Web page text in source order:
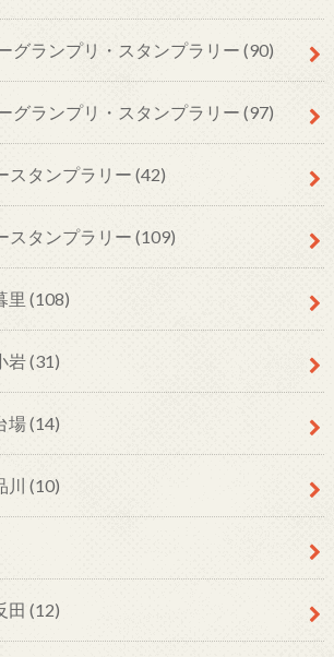
グランプリ・スタンプラリー (90)
グランプリ・スタンプラリー (97)
スタンプラリー (42)
スタンプラリー (109)
里 (108)
岩(31)
場(14)
(10)
田 (12)